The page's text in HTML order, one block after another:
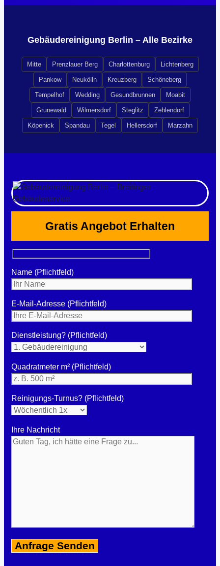
Gebäudereinigung Berlin – Alle Bezirke
Mitte Prenzlauer Berg Charlottenburg Lichtenberg
Pankow Neukölln Kreuzberg Schöneberg
Tempelhof Wedding Gesundbrunnen Moabit
Grunewald Wilmersdorf Steglitz Zehlendorf
Köpenick Spandau Tegel Hellersdorf Marzahn
Gratis Angebot Erhalten
Name (Pflichtfeld)
E-Mail-Adresse (Pflichtfeld)
Dienstleistung? (Pflichtfeld)
Quadratmeter m² (Pflichtfeld)
Reinigungs-Turnus? (Pflichtfeld)
Ihre Nachricht